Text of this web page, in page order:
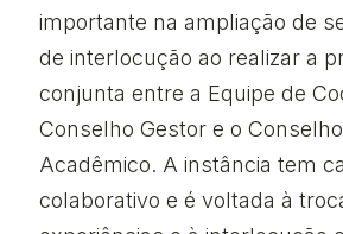
importante na ampliação de
de interlocução ao realizar a
conjunta entre a Equipe de
Conselho Gestor e o
Acadêmico. A instância tem
colaborativo e é voltada à